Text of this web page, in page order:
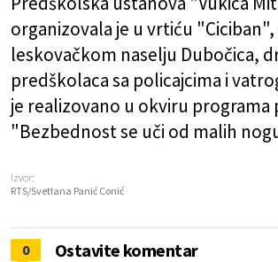
organizovala je u vrtiću "Ciciban",
leskovačkom naselju Dubočica,
predškolaca sa policajcima i
je realizovano u okviru programa
"Bezbednost se uči od malih
Izvor:
RTS/Svetlana Panić Conić
0 Ostavite komentar